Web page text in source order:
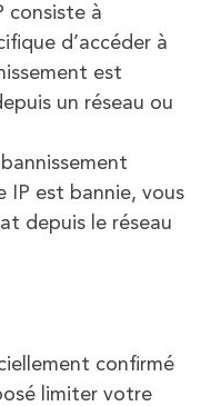
consiste à
d’accéder à
est
un réseau ou
IP est bannie, vous
depuis le réseau
confirmé
limiter votre